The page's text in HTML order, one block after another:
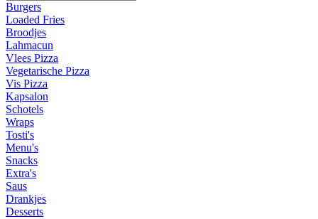
Burgers
Loaded Fries
Broodjes
Lahmacun
Vlees Pizza
Vegetarische Pizza
Vis Pizza
Kapsalon
Schotels
Wraps
Tosti's
Menu's
Snacks
Extra's
Saus
Drankjes
Desserts